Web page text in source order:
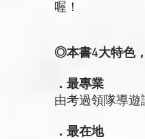
喔！
◎本書4大特色
．最專業
由考過領隊導
．最在地